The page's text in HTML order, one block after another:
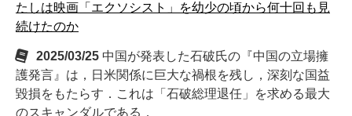
たしは映画「エクソシスト」を幼少の頃から何十回も見
続けたのか
2025/03/25 中国が発表した石破氏の『中国の立場擁
護発言』は，日米関係に巨大な禍根を残し，深刻な国益
毀損をもたらす．これは「石破総理退任」を求める最大
のスキャンダルである．